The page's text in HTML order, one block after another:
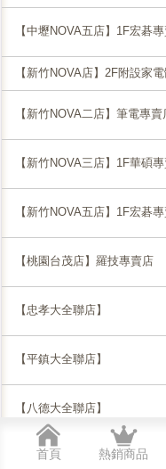
【中壢NOVA五店】1F宏碁
【新竹NOVA店】2F附設家
【新竹NOVA二店】筆電專賣
【新竹NOVA三店】1F華碩
【新竹NOVA五店】1F宏碁
【桃園台茂店】羅技專賣店
【忠孝大全聯店】
【平鎮大全聯店】
【八德大全聯店】
【湳雅大全聯店】
首頁 熱銷商品